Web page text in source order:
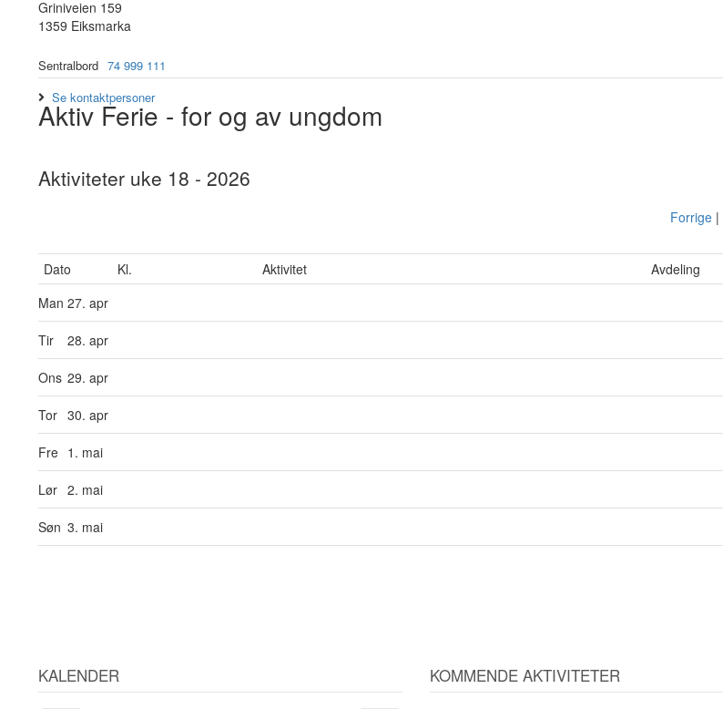
Griniveien 159
1359 Eiksmarka
Sentralbord 74 999 111
Se kontaktpersoner
Aktiv Ferie - for og av ungdom
Aktiviteter uke 18 - 2026
Forrige|
Dato Kl. Aktivitet
Avdeling
Man 27. apr
Tir 28. apr
Ons 29. apr
Tor 30. apr
Fre 1. mai
Lør 2. mai
Søn 3. mai
KALENDER KOMMENDE AKTIVITETER